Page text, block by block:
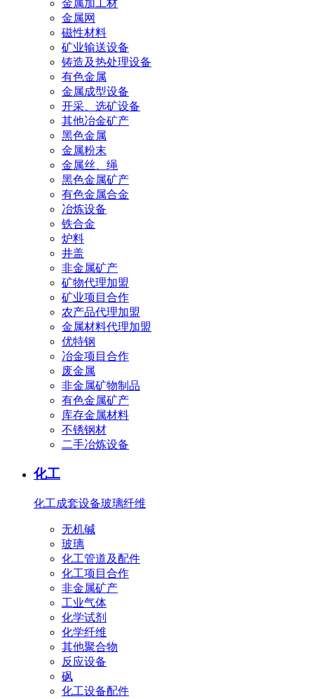
金属加工材
金属网
磁性材料
矿业输送设备
铸造及热处理设备
有色金属
金属成型设备
开采、选矿设备
其他冶金矿产
黑色金属
金属粉末
金属丝、绳
黑色金属矿产
有色金属合金
冶炼设备
铁合金
炉料
井盖
非金属矿产
矿物代理加盟
矿业项目合作
农产品代理加盟
金属材料代理加盟
优特钢
冶金项目合作
废金属
非金属矿物制品
有色金属矿产
库存金属材料
不锈钢材
二手冶炼设备
化工
化工成套设备玻璃纤维
无机碱
玻璃
化工管道及配件
化工项目合作
非金属矿产
工业气体
化学试剂
化学纤维
其他聚合物
反应设备
砜
化工设备配件